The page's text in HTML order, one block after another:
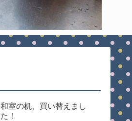
和室の机、買い替えまし
た！